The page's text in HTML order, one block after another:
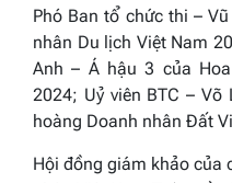
Phó Ban tổ chức thi –
nhân Du lịch Việt Nam
Anh – Á hậu 3 của
2024; Uỷ viên BTC – Võ
hoàng Doanh nhân Đất
Hội đồng giám khảo của